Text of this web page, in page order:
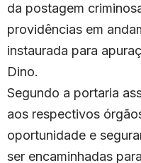
da postagem
providências em
instaurada para
Dino.
Segundo a portaria
aos respectivos
oportunidade e
ser encaminhadas